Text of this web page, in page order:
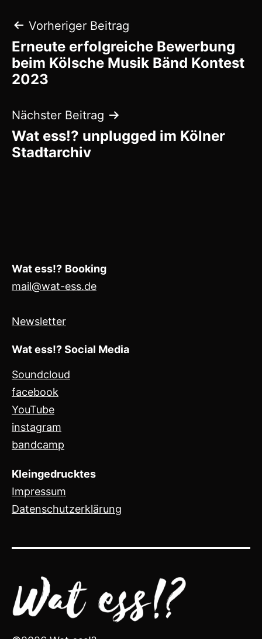
Beitragsnavigation
Vorheriger Beitrag
Erneute erfolgreiche Bewerbung
beim Kölsche Musik Bänd Kontest
2023
Nächster Beitrag
Wat ess!? unplugged im Kölner
Stadtarchiv
Wat ess!? Booking
mail@wat-ess.de
Newsletter
Wat ess!? Social Media
Soundcloud
facebook
YouTube
instagram
bandcamp
Kleingedrucktes
Impressum
Datenschutzerklärung